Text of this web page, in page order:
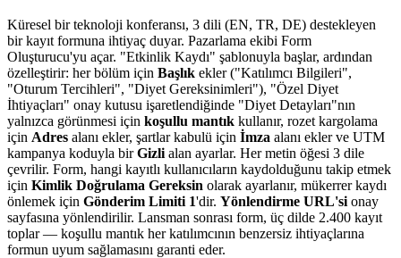
Küresel bir teknoloji konferansı, 3 dili (EN, TR, DE) destekleyen
bir kayıt formuna ihtiyaç duyar. Pazarlama ekibi Form
Oluşturucu'yu açar. "Etkinlik Kaydı" şablonuyla başlar, ardından
özelleştirir: her bölüm için Başlık ekler ("Katılımcı Bilgileri",
"Oturum Tercihleri", "Diyet Gereksinimleri"), "Özel Diyet
İhtiyaçları" onay kutusu işaretlendiğinde "Diyet Detayları"nın
yalnızca görünmesi için koşullu mantık kullanır, rozet kargolama
için Adres alanı ekler, şartlar kabulü için İmza alanı ekler ve UTM
kampanya koduyla birGizli alan ayarlar. Her metin öğesi 3 dile
çevrilir. Form, hangi kayıtlı kullanıcıların kaydolduğunu takip etmek
için Kimlik Doğrulama Gereksin olarak ayarlanır, mükerrer kaydı
önlemek için Gönderim Limiti 1'dir. Yönlendirme URL'si onay
sayfasına yönlendirilir. Lansman sonrası form, üç dilde 2.400 kayıt
toplar — koşullu mantık her katılımcının benzersiz ihtiyaçlarına
formun uyum sağlamasını garanti eder.